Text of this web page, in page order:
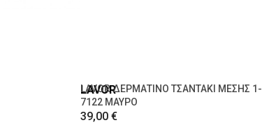
LAVOR
LAVOR ΔΕΡΜΑΤΙΝΟ ΤΣΑΝΤΑΚΙ ΜΕΣΗΣ 1-
7122 ΜΑΥΡΟ
39,00 €